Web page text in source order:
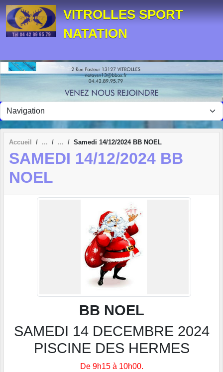
VITROLLES SPORT
NATATION
Accueil Samedi 14/12/2024 BB NOEL
SAMEDI 14/12/2024 BB
NOEL
BB NOEL
SAMEDI 14 DECEMBRE 2024
PISCINE DES HERMES
De 9h15 à 10h00.
Panneau de gestion des cookies